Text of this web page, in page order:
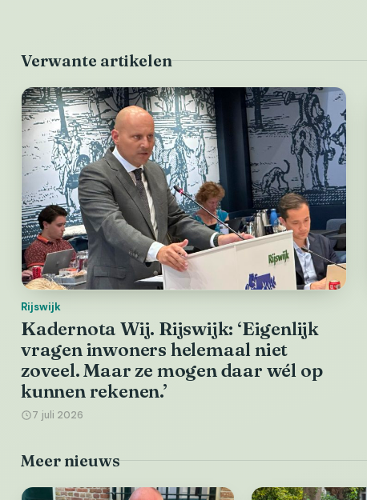
Verwante artikelen
Rijswijk
Kadernota Wij. Rijswijk: ‘Eigenlijk
vragen inwoners helemaal niet
zoveel. Maar ze mogen daar wél op
kunnen rekenen.’
7 juli 2026
Meer nieuws